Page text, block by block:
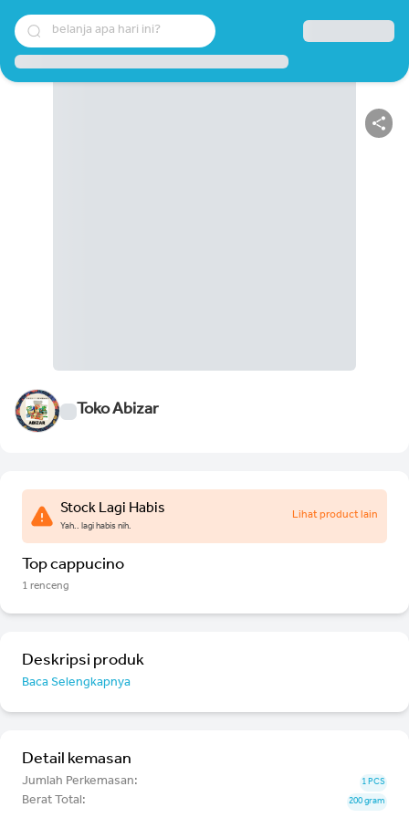
belanja apa hari ini?
Toko Abizar
Stock Lagi Habis
Yah.. lagi habis nih.
Lihat product lain
Top cappucino
1 renceng
Deskripsi produk
Baca Selengkapnya
Detail kemasan
Jumlah Perkemasan: 1 PCS
Berat Total: 200 gram